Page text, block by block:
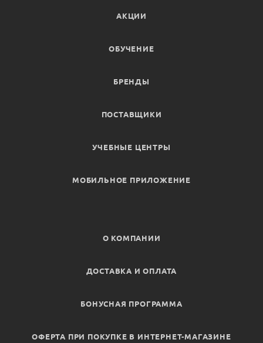
АКЦИИ
ОБУЧЕНИЕ
БРЕНДЫ
ПОСТАВЩИКИ
УЧЕБНЫЕ ЦЕНТРЫ
МОБИЛЬНОЕ ПРИЛОЖЕНИЕ
О КОМПАНИИ
ДОСТАВКА И ОПЛАТА
БОНУСНАЯ ПРОГРАММА
ОФЕРТА ПРИ ПОКУПКЕ В ИНТЕРНЕТ-МАГАЗИНЕ